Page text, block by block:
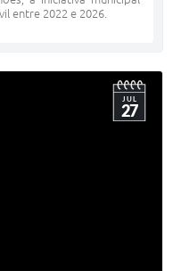
entre 2022 e 2026.
JUL
27